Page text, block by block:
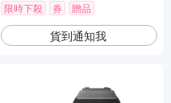
限時下殺
券 贈品
貨到通知我